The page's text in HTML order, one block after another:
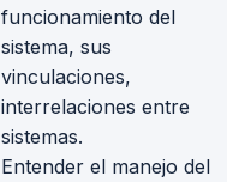
funcionamiento del
sistema, sus
vinculaciones,
interrelaciones entre
sistemas.
Entender el manejo del